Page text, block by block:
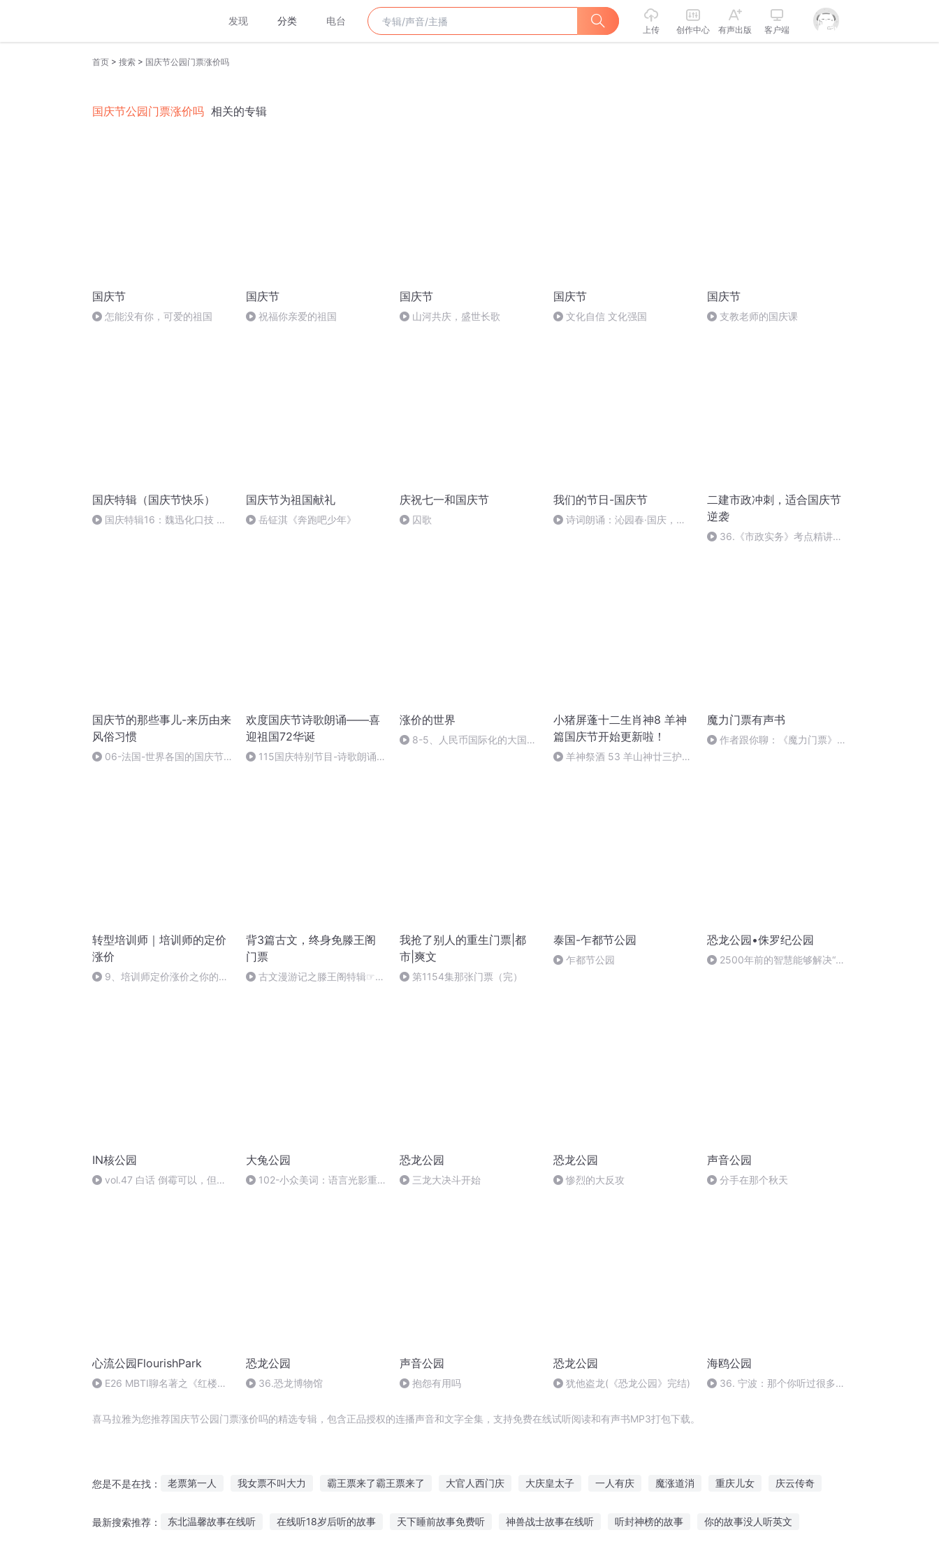
发现 分类 电台
上传 创作中心 有声出版 客户端
首页 > 搜索 > 国庆节公园门票涨价吗
国庆节公园门票涨价吗 相关的专辑
国庆节
怎能没有你，可爱的祖国
国庆节
祝福你亲爱的祖国
国庆节
山河共庆，盛世长歌
国庆节
文化自信 文化强国
国庆节
支教老师的国庆课
国庆特辑（国庆节快乐）
国庆特辑16：魏迅化口技 二
国庆节为祖国献礼
岳钲淇《奔跑吧少年》
庆祝七一和国庆节
囚歌
我们的节日-国庆节
诗词朗诵：沁园春·国庆，朗
二建市政冲刺，适合国庆节
逆袭
36.《市政实务》考点精讲第
国庆节的那些事儿-来历由来
风俗习惯
06-法国-世界各国的国庆节-
欢度国庆节诗歌朗诵——喜
迎祖国72华诞
115国庆特别节目-诗歌朗诵-
涨价的世界
8-5、人民币国际化的大国担
小猪屏蓬十二生肖神8 羊神
篇国庆节开始更新啦！
羊神祭酒 53 羊山神廿三护祭
魔力门票有声书
作者跟你聊：《魔力门票》里
转型培训师｜培训师的定价
涨价
9、培训师定价涨价之你的百
背3篇古文，终身免滕王阁
门票
古文漫游记之滕王阁特辑☞重
我抢了别人的重生门票|都
市|爽文
第1154集那张门票（完）
泰国-乍都节公园
乍都节公园
恐龙公园•侏罗纪公园
2500年前的智慧能够解决“眼
IN核公园
vol.47 白话 倒霉可以，但请
大兔公园
102-小众美词：语言光影重
恐龙公园
三龙大决斗开始
恐龙公园
惨烈的大反攻
声音公园
分手在那个秋天
心流公园FlourishPark
E26 MBTI聊名著之《红楼
儿”为何悲剧收场？
恐龙公园
36.恐龙博物馆
声音公园
抱怨有用吗
恐龙公园
犹他盗龙(《恐龙公园》完结)
海鸥公园
36. 宁波：那个你听过很多
喜马拉雅为您推荐国庆节公园门票涨价吗的精选专辑，包含正品授权的连播声音和文字全集，支持免费在线试听阅读和有声书MP3打包下载。
您是不是在找： 老票第一人 我女票不叫大力 霸王票来了霸王票来了 大官人西门庆 大庆皇太子 一人有庆 魔涨道消 重庆儿女 庆云传奇
最新搜索推荐： 东北温馨故事在线听 在线听18岁后听的故事 天下睡前故事免费听 神兽战士故事在线听 听封神榜的故事 你的故事没人听英文